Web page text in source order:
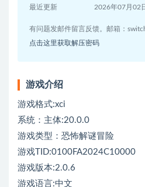
最近更新 2026年07月02
有问题发邮件留言反馈。邮箱：
点击这里获取解压密码
游戏介绍
游戏格式:xci
系统：主体:20.0.0
游戏类型：恐怖解谜冒险
游戏TID:0100FA2024C10000
游戏版本:2.0.6
游戏语言:中文